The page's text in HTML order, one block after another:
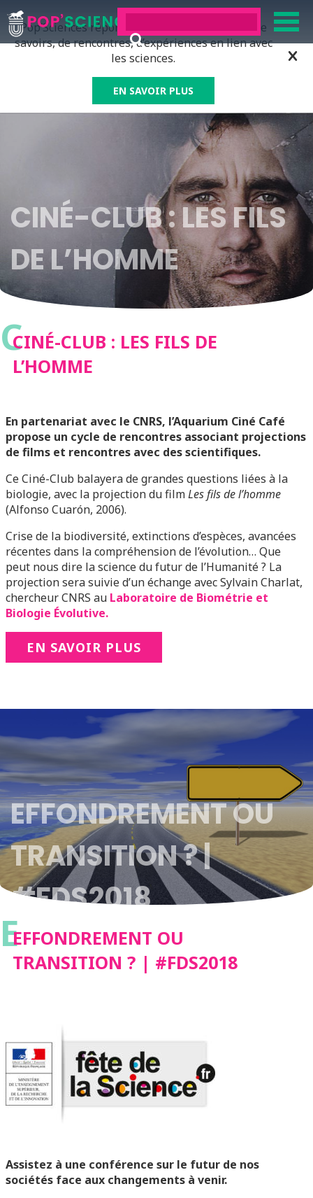
Pop’Sciences répond à tous ceux qui ont soif de
savoirs, de rencontres, d’expériences en lien avec
les sciences.
EN SAVOIR PLUS
CINÉ-CLUB : LES FILS
DE L’HOMME
CCINÉ-CLUB : LES FILS DE
L’HOMME
En partenariat avec le CNRS, l’Aquarium Ciné Café
propose un cycle de rencontres associant projections
de films et rencontres avec des scientifiques.
Ce Ciné-Club balayera de grandes questions liées à la
biologie, avec la projection du filmLes fils de l’homme
(Alfonso Cuarón, 2006).
Crise de la biodiversité, extinctions d’espèces, avancées
récentes dans la compréhension de l’évolution… Que
peut nous dire la science du futur de l’Humanité ? La
projection sera suivie d’un échange avec Sylvain Charlat,
chercheur CNRS au Laboratoire de Biométrie et
Biologie Évolutive.
EN SAVOIR PLUS
EFFONDREMENT OU
TRANSITION ? |
#FDS2018
EEFFONDREMENT OU
TRANSITION ? | #FDS2018
Assistez à une conférence sur le futur de nos
sociétés face aux changements à venir.